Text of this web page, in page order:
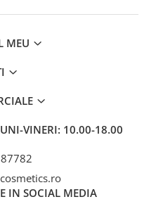
MEU
VINERI: 10.00-18.00
IN SOCIAL MEDIA